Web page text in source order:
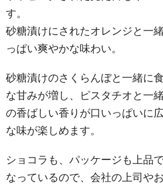
す。
砂糖漬けにされたオレンジと一
っぱい爽やかな味わい。
砂糖漬けのさくらんぼと一緒に
な甘みが増し、ピスタチオと一
の香ばしい香りが口いっぱいに
な味が楽しめます。
ショコラも、パッケージも上品
なっているので、会社の上司や